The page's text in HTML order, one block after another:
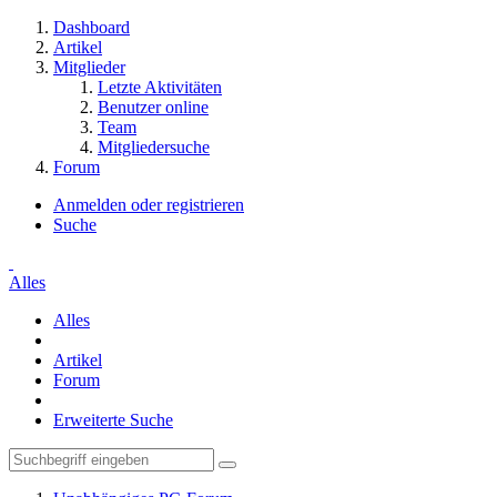
Dashboard
Artikel
Mitglieder
Letzte Aktivitäten
Benutzer online
Team
Mitgliedersuche
Forum
Anmelden oder registrieren
Suche
Alles
Alles
Artikel
Forum
Erweiterte Suche